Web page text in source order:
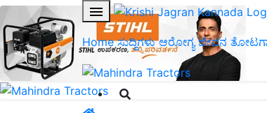
Home ಸುದ್ದಿಗಳು ಆರೋಗ್ಯ ಜೀವನ